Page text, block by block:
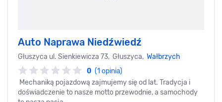
Auto Naprawa Niedźwiedź
Głuszyca ul. Sienkiewicza 73, Głuszyca, Wałbrzych
0 (1 opinia)
Mechaniką pojazdową zajmujemy się od lat. Tradycja i
doświadczenie to nasze motto przewodnie, a samochody